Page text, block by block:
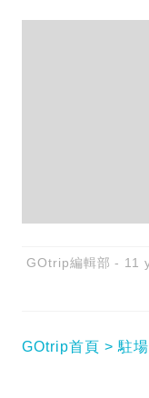
GOtrip編輯部 11
GOtrip首頁 駐